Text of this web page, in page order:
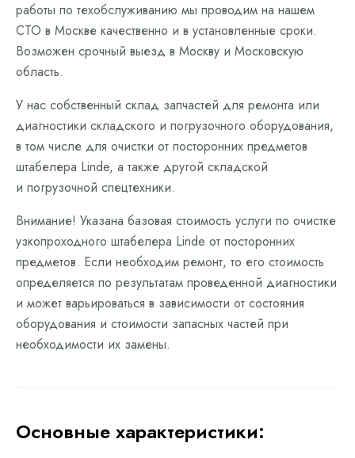
работы по техобслуживанию мы проводим на нашем
СТО в Москве качественно и в установленные сроки.
Возможен срочный выезд в Москву и Московскую
область.
У нас собственный склад запчастей для ремонта или
диагностики складского и погрузочного оборудования,
в том числе для очистки от посторонних предметов
штабелера Linde, а также другой складской
и погрузочной спецтехники.
Внимание! Указана базовая стоимость услуги по очистке
узкопроходного штабелера Linde от посторонних
предметов. Если необходим ремонт, то его стоимость
определяется по результатам проведенной диагностики
и может варьироваться в зависимости от состояния
оборудования и стоимости запасных частей при
необходимости их замены.
Основные характеристики: